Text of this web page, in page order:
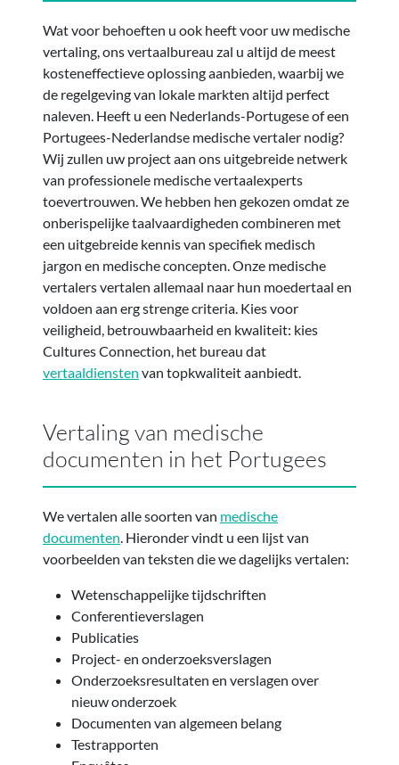
Wat voor behoeften u ook heeft voor uw medische
vertaling, ons vertaalbureau zal u altijd de meest
kosteneffectieve oplossing aanbieden, waarbij we
de regelgeving van lokale markten altijd perfect
naleven. Heeft u een Nederlands-Portugese of een
Portugees-Nederlandse medische vertaler nodig?
Wij zullen uw project aan ons uitgebreide netwerk
van professionele medische vertaalexperts
toevertrouwen. We hebben hen gekozen omdat ze
onberispelijke taalvaardigheden combineren met
een uitgebreide kennis van specifiek medisch
jargon en medische concepten. Onze medische
vertalers vertalen allemaal naar hun moedertaal en
voldoen aan erg strenge criteria. Kies voor
veiligheid, betrouwbaarheid en kwaliteit: kies
Cultures Connection, het bureau dat
vertaaldiensten van topkwaliteit aanbiedt.
Vertaling van medische
documenten in het Portugees
We vertalen alle soorten van medische
documenten. Hieronder vindt u een lijst van
voorbeelden van teksten die we dagelijks vertalen:
Wetenschappelijke tijdschriften
Conferentieverslagen
Publicaties
Project- en onderzoeksverslagen
Onderzoeksresultaten en verslagen over
nieuw onderzoek
Documenten van algemeen belang
Testrapporten